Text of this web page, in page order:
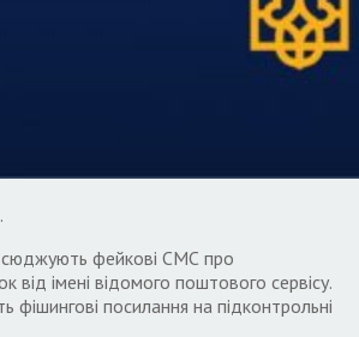
фейкові СМС про
від імені відомого поштового сервісу.
фішингові посилання на підконтрольні